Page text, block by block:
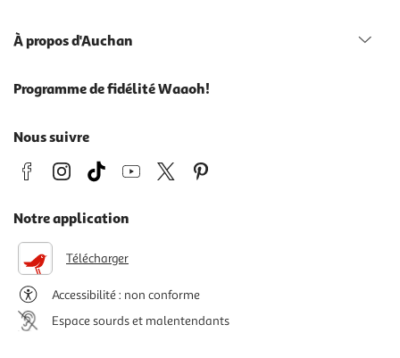
À propos d'Auchan
Programme de fidélité Waaoh!
Nous suivre
Notre application
Télécharger
Accessibilité : non conforme
Espace sourds et malentendants